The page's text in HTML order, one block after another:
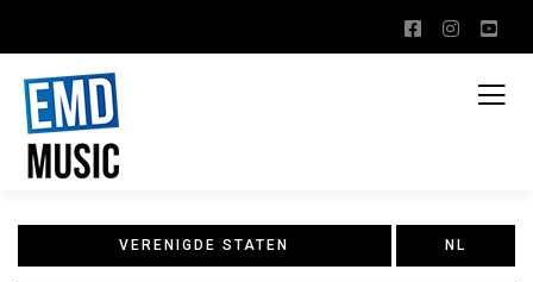
VERENIGDE STATEN NL